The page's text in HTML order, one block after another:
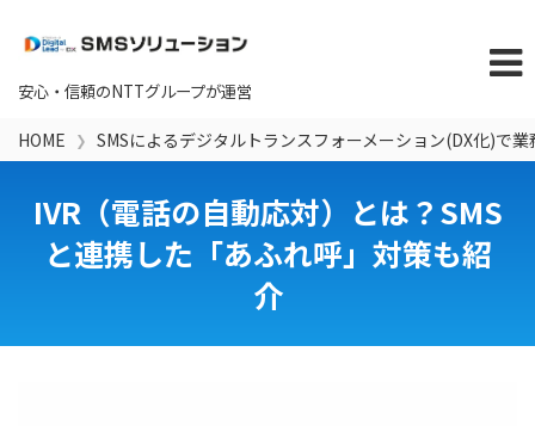
HOME SMSによるデジタルトランスフォーメーション(DX化)で
IVR（電話の自動応対）とは？SMS
と連携した「あふれ呼」対策も紹
介